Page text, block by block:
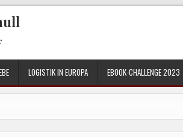
LOGISTIK IN EUROPA EBOOK-CHALLENGE 2023